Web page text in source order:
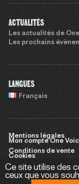
ACTUALITÉS
Les actualités de
Les prochains
LANGUES
Français
Mentions légales
Mon compte One
Conditions de vente
Cookies
Ce site utilise des
ceux que vous